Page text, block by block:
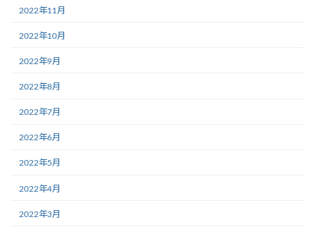
2022年11月
2022年10月
2022年9月
2022年8月
2022年7月
2022年6月
2022年5月
2022年4月
2022年3月